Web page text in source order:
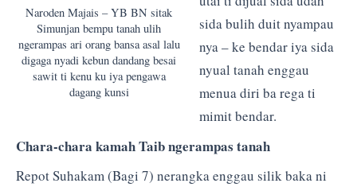
Naroden Majais – YB BN sitak
Simunjan bempu tanah ulih
ngerampas ari orang bansa asal lalu
digaga nyadi kebun dandang besai
sawit ti kenu ku iya pengawa
dagang kunsi
sida bulih duit nyampau
nya – ke bendar iya sida
nyual tanah enggau
menua diri ba rega ti
mimit bendar.
Chara-chara kamah Taib ngerampas tanah
Repot Suhakam (Bagi 7) nerangka enggau silik baka ni